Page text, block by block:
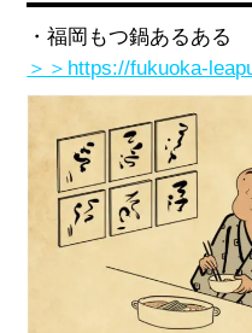
・福岡もつ鍋あるある
＞＞https://fukuoka-